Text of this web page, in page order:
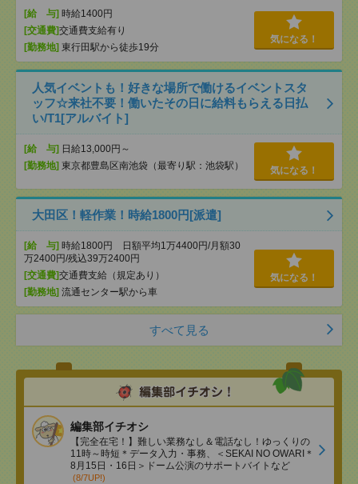
[給 与] 時給1400円
[交通費]交通費支給有り
[勤務地] 東行田駅から徒歩19分
気になる！
人気イベントも！好きな場所で働けるイベントスタ
ッフ☆来社不要！働いたその日に給料もらえる日払
い/T1[アルバイト]
[給 与] 日給13,000円～
[勤務地] 東京都豊島区南池袋（最寄り駅：池袋駅） 気になる！
大田区！軽作業！時給1800円[派遣]
[給 与] 時給1800円 日額平均1万4400円/月額30
万2400円/残込39万2400円
[交通費]交通費支給（規定あり）
[勤務地] 流通センター駅から車
気になる！
すべて見る
編集部イチオシ
【完全在宅！】難しい業務なし＆電話なし！ゆっくりの
11時～時短＊データ入力・事務、＜SEKAI NO OWARI＊
8月15日・16日＞ドーム公演のサポートバイトなど
(8/7UP!)